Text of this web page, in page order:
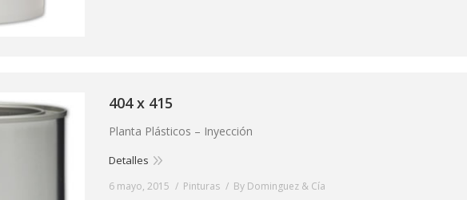
404 x 415
Planta Plásticos – Inyección
Detalles
6 mayo, 2015 Pinturas By Dominguez & Cía